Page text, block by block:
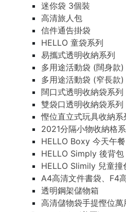
迷你袋 3個裝
高清旅人包
信件通告掛袋
HELLO 童袋系列
易攜式透明收納系列
多用途活動袋 (闊身款)
多用途活動袋 (窄長款)
闊口式透明收納袋系列
雙袋口透明收納袋系列
慳位直立式玩具收納系
2021分隔小物收納格
HELLO Boxy 今天午
HELLO Simply 後背包
HELLO Slimily 兒童撞
A4高清文件書袋、F4
透明鋼架儲物箱
高清儲物袋手提慳位